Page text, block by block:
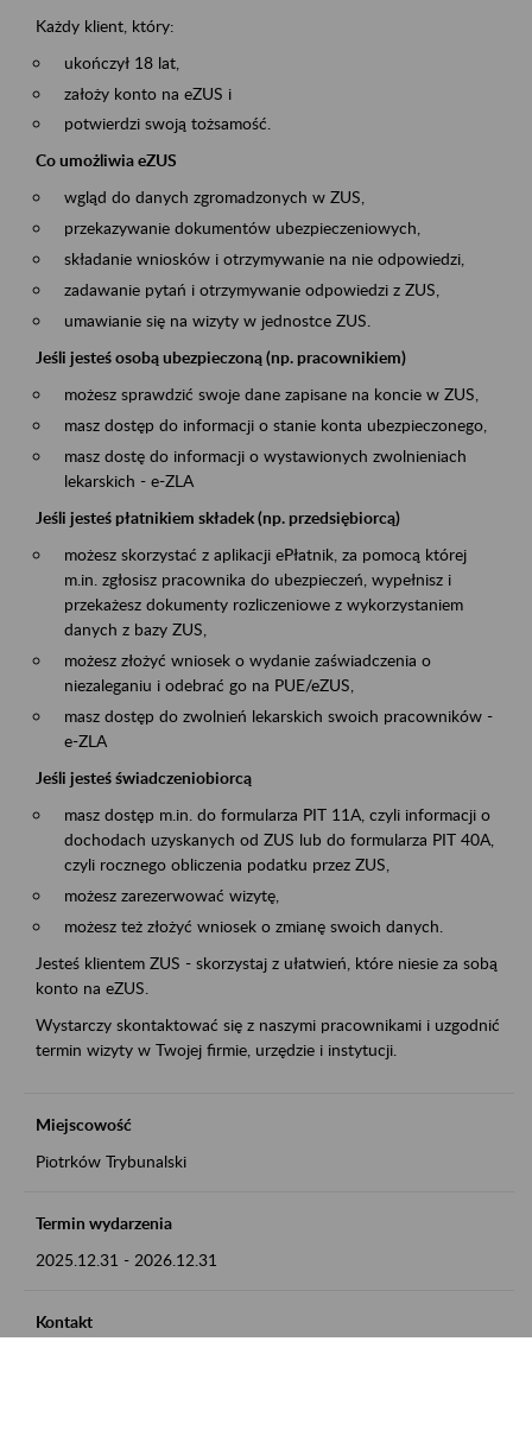
Każdy klient, który:
ukończył 18 lat,
założy konto na eZUS i
potwierdzi swoją tożsamość.
Co umożliwia eZUS
wgląd do danych zgromadzonych w ZUS,
przekazywanie dokumentów ubezpieczeniowych,
składanie wniosków i otrzymywanie na nie odpowiedzi,
zadawanie pytań i otrzymywanie odpowiedzi z ZUS,
umawianie się na wizyty w jednostce ZUS.
Jeśli jesteś osobą ubezpieczoną (np. pracownikiem)
możesz sprawdzić swoje dane zapisane na koncie w ZUS,
masz dostęp do informacji o stanie konta ubezpieczonego,
masz dostę do informacji o wystawionych zwolnieniach
lekarskich - e-ZLA
Jeśli jesteś płatnikiem składek (np. przedsiębiorcą)
możesz skorzystać z aplikacji ePłatnik, za pomocą której
m.in. zgłosisz pracownika do ubezpieczeń, wypełnisz i
przekażesz dokumenty rozliczeniowe z wykorzystaniem
danych z bazy ZUS,
możesz złożyć wniosek o wydanie zaświadczenia o
niezaleganiu i odebrać go na PUE/eZUS,
masz dostęp do zwolnień lekarskich swoich pracowników -
e-ZLA
Jeśli jesteś świadczeniobiorcą
masz dostęp m.in. do formularza PIT 11A, czyli informacji o
dochodach uzyskanych od ZUS lub do formularza PIT 40A,
czyli rocznego obliczenia podatku przez ZUS,
możesz zarezerwować wizytę,
możesz też złożyć wniosek o zmianę swoich danych.
Jesteś klientem ZUS - skorzystaj z ułatwień, które niesie za sobą
konto na eZUS.
Wystarczy skontaktować się z naszymi pracownikami i uzgodnić
termin wizyty w Twojej firmie, urzędzie i instytucji.
Miejscowość
Piotrków Trybunalski
Termin wydarzenia
2025.12.31 - 2026.12.31
Kontakt